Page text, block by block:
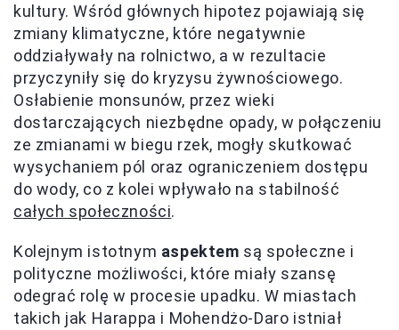
kultury. Wśród głównych hipotez pojawiają się
zmiany klimatyczne, które negatywnie
oddziaływały na rolnictwo, a w rezultacie
przyczyniły się do kryzysu żywnościowego.
Osłabienie monsunów, przez wieki
dostarczających niezbędne opady, w połączeniu
ze zmianami w biegu rzek, mogły skutkować
wysychaniem pól oraz ograniczeniem dostępu
do wody, co z kolei wpływało na stabilność
całych społeczności.
Kolejnym istotnym aspektem są społeczne i
polityczne możliwości, które miały szansę
odegrać rolę w procesie upadku. W miastach
takich jak Harappa i Mohendżo-Daro istniał